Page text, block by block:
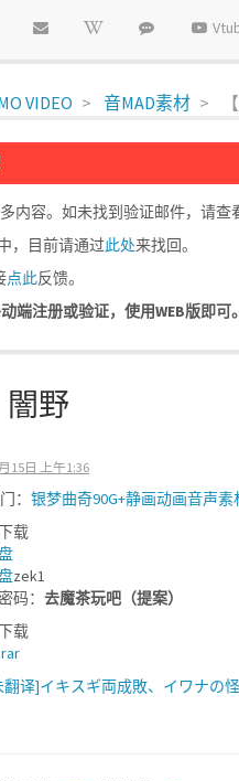
VIDEO 音MAD素材
内容。如未找到验证邮件，请查
，目前请通过此处来找回。
点此反馈。
端注册或验证，使用WEB版即
闇野
15日 上午1:36
： 银梦曲奇90G+静画动画音声
载
zek1
码： 去魔茶玩吧（提案）
载
翻译]イキスギ両成敗、イワナの